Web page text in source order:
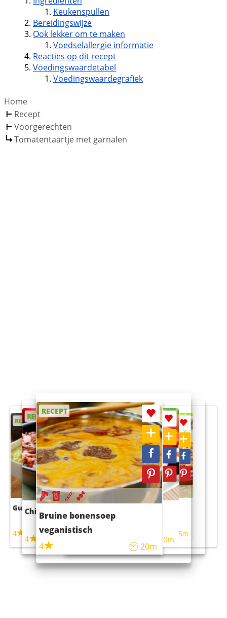
Keukenspullen
Bereidingswijze
Ook lekker om te maken
Voedselallergie informatie
Reacties op dit recept
Voedingswaardetabel
Voedingswaardegrafiek
Home
Recept
Voorgerechten
Tomatentaartje met garnalen
RECEPT
Guacamole
4
RECEPT
Chili con carne
4 45m
RECEPT
Bruine bonensoep
veganistisch
4
20m
RECEPT
Sushi rijstsalade
maaltijdsalade
40m
RECEPT
4 55m